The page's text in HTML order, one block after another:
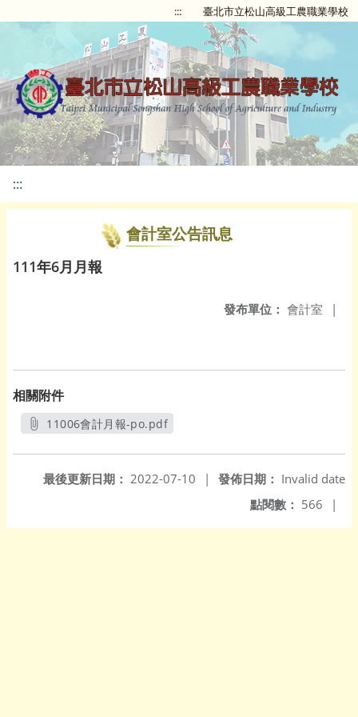
::: 臺北市立松山高級工農職業學校
:::
會計室公告訊息
111年6月月報
發布單位： 會計室 |
相關附件
11006會計月報-po.pdf
發佈日期： Invalid date
最後更新日期： 2022-07-10
|
點閱數： 566 |